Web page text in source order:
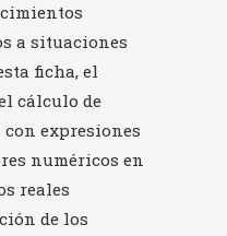
a situaciones
ficha, el
cálculo de
expresiones
numéricos en
reales
de los